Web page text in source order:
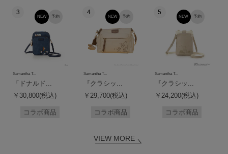
3
予約
NEW
Samantha T...
「ドナルド...
￥30,800(税込)
コラボ商品
4
予約
NEW
Samantha T...
『クラシッ...
￥29,700(税込)
コラボ商品
5
予約
NEW
Samantha T...
『クラシッ...
￥24,200(税込)
コラボ商品
VIEW MORE